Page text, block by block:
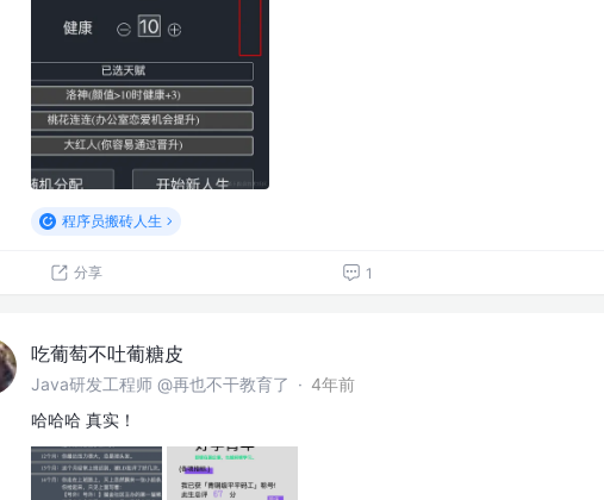
程序员搬砖人生
分享 1
吃葡萄不吐葡糖皮
Java研发工程师 @再也不干教育了 · 4年前
哈哈哈 真实！